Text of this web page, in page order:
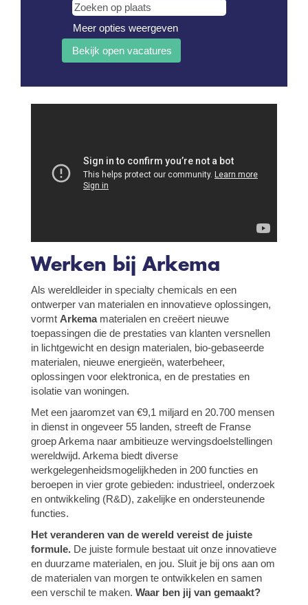
Meer opties weergeven
Werken bij Arkema
Als wereldleider in specialty chemicals en een
ontwerper van materialen en innovatieve oplossingen,
vormt Arkemamaterialen en creëert nieuwe
toepassingen die de prestaties van klanten versnellen
in lichtgewicht en design materialen, bio-gebaseerde
materialen, nieuwe energieën, waterbeheer,
oplossingen voor elektronica, en de prestaties en
isolatie van woningen.
Met een jaaromzet van €9,1 miljard en 20.700 mensen
in dienst in ongeveer 55 landen, streeft de Franse
groep Arkema naar ambitieuze wervingsdoelstellingen
wereldwijd. Arkema biedt diverse
werkgelegenheidsmogelijkheden in 200 functies en
beroepen in vier grote gebieden: industrieel, onderzoek
en ontwikkeling (R&D), zakelijke en ondersteunende
functies.
Het veranderen van de wereld vereist de juiste
formule. De juiste formule bestaat uit onze innovatieve
en duurzame materialen, en jou. Sluit je bij ons aan om
de materialen van morgen te ontwikkelen en samen
een verschil te maken. Waar ben jij van gemaakt?